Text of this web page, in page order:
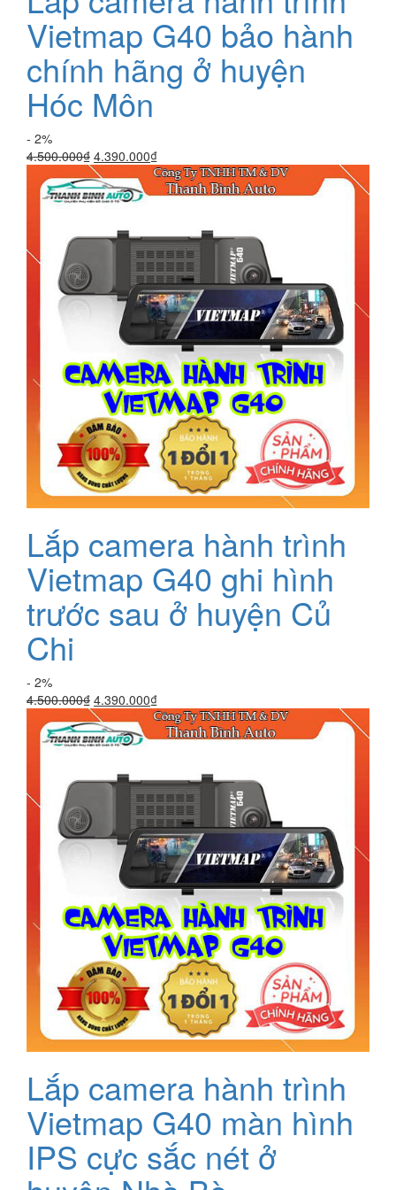
Vietmap G40 bảo hành
chính hãng ở huyện
Hóc Môn
- 2%
4.500.000₫ Giá
gốc
là:
4.500.000₫.
4.390.000₫Giá
hiện
tại
4.390.000₫.
Lắp camera hành trình
Vietmap G40 ghi hình
trước sau ở huyện Củ
Chi
- 2%
4.500.000₫ Giá
gốc
là:
4.500.000₫.
4.390.000₫Giá
hiện
tại
4.390.000₫.
Lắp camera hành trình
Vietmap G40 màn hình
IPS cực sắc nét ở